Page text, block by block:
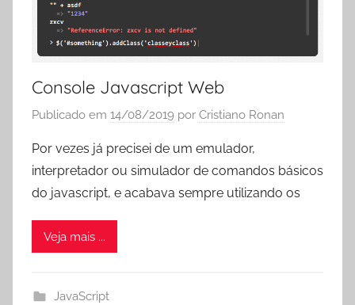
Console Javascript Web
Publicado em 14/08/2019 por Cristiano Ronan
Por vezes já precisei de um emulador,
interpretador ou simulador de comandos básicos
do javascript, e acabava sempre utilizando os
Veja mais ...
JavaScript